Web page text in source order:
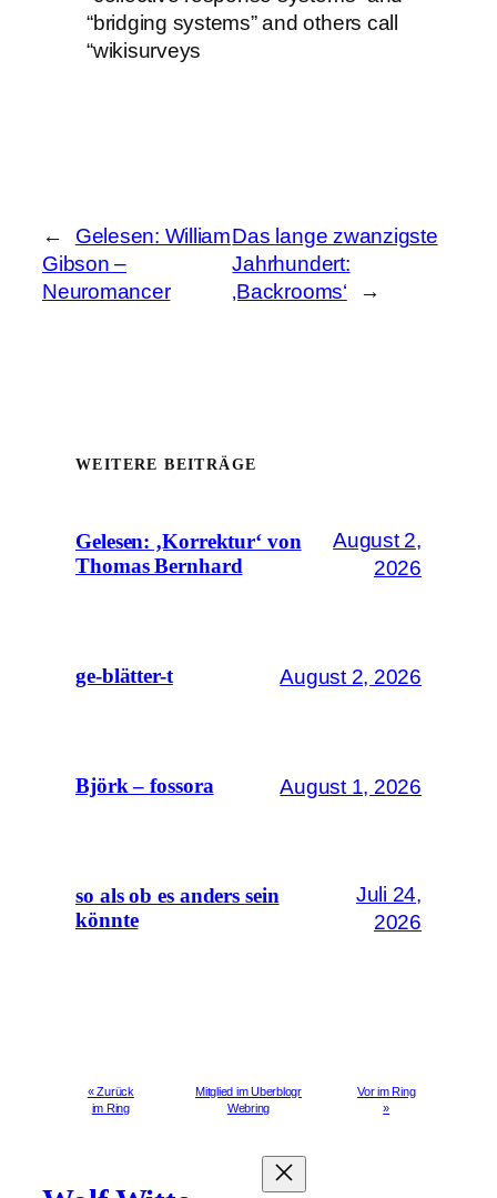
“bridging systems” and others call
“wikisurveys
←
Gelesen: William
Gibson –
Neuromancer
Das lange zwanzigste
Jahrhundert:
‚Backrooms‘
→
WEITERE BEITRÄGE
Gelesen: ‚Korrektur‘ von
Thomas Bernhard
August 2,
2026
ge-blätter-t August 2, 2026
Björk – fossora August 1, 2026
so als ob es anders sein
könnte
Juli 24,
2026
« Zurück
im Ring
Mitglied im Uberblogr
Webring
Vor im Ring
»